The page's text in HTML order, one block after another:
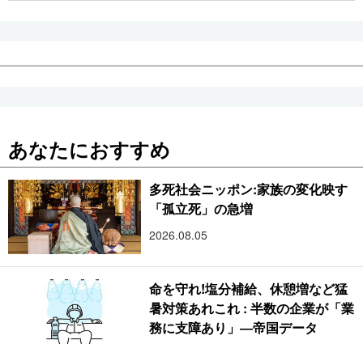
あなたにおすすめ
多死社会ニッポン:家族の変化映す
「孤立死」の急増
2026.08.05
命を守れ!塩分補給、休憩増など猛
暑対策あれこれ : 半数の企業が「業
務に支障あり」―帝国データ